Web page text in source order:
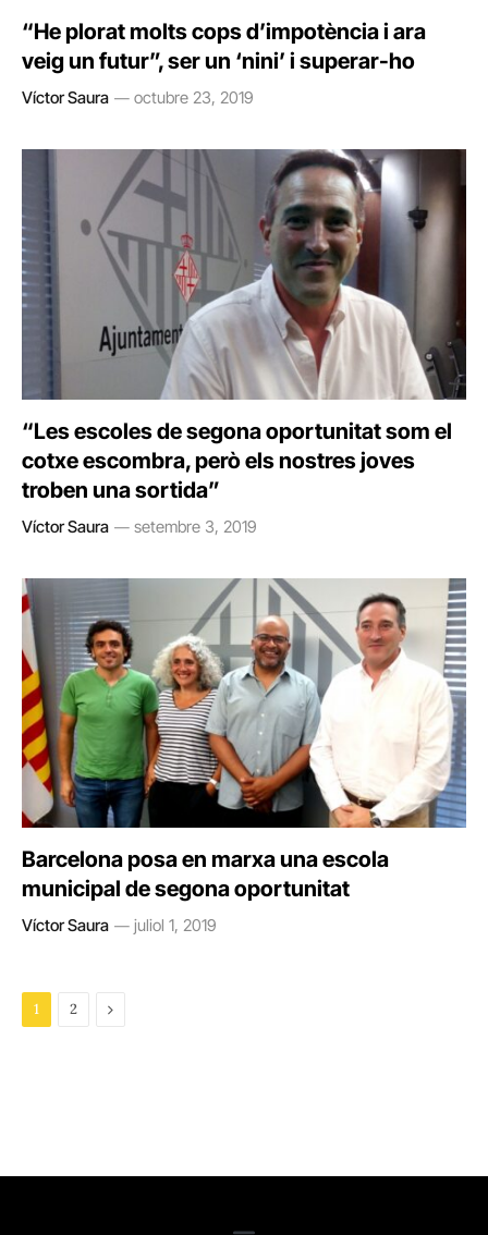
“He plorat molts cops d’impotència i ara
veig un futur”, ser un ‘nini’ i superar-ho
Víctor Saura octubre 23, 2019
“Les escoles de segona oportunitat som el
cotxe escombra, però els nostres joves
troben una sortida”
Víctor Saura setembre 3, 2019
Barcelona posa en marxa una escola
municipal de segona oportunitat
Víctor Saura juliol 1, 2019
1 2 Next